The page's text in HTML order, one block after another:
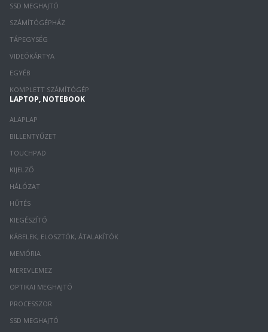
SSD MEGHAJTÓ
SZÁMÍTÓGÉPHÁZ
TÁPEGYSÉG
VIDEÓKÁRTYA
EGYÉB
KOMPLETT SZÁMÍTÓGÉP
LAPTOP, NOTEBOOK
ALAPLAP
BILLENTYŰZET
TOUCHPAD
KIJELZŐ
HÁLÓZAT
HŰTÉS
KIEGÉSZÍTŐ
KÁBELEK, ELOSZTÓK, ÁTALAKÍTÓK
MEMÓRIA
MEREVLEMEZ
OPTIKAI MEGHAJTÓ
PROCESSZOR
SSD MEGHAJTÓ